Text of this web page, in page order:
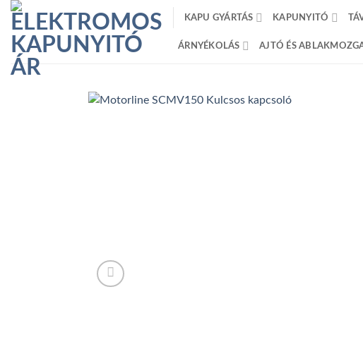
Skip
content
KAPU GYÁRTÁS KAPUNYITÓ
ÁRNYÉKOLÁS AJTÓ ÉS